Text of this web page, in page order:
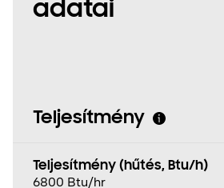
adatai
Teljesítmény
Teljesítmény (hűtés, Btu/h)
6800 Btu/hr